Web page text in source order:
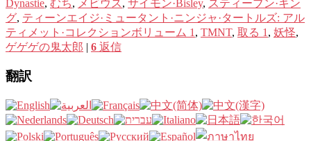
Dynastie, むち, メビウス , サイモン·Bisley, スティーブン·キン
グ, ティーンエイジ·ミュータント·ニンジャ·タートルズ: アル
ティメット·コレクションボリューム 1 , TMNT, 取る 1 , 妖怪,
ゲゲゲの鬼太郎 | 6 返信
翻訳